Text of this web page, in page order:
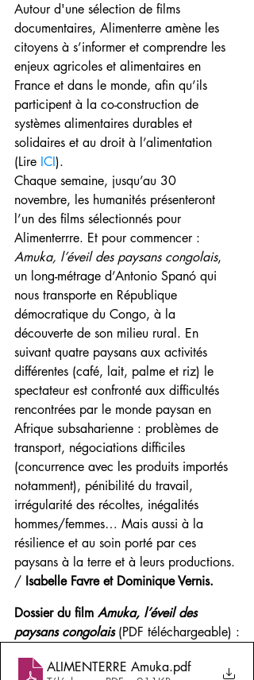
Autour d'une sélection de films
documentaires, Alimenterre amène les
citoyens à s’informer et comprendre les
enjeux agricoles et alimentaires en
France et dans le monde, afin qu’ils
participent à la co-construction de
systèmes alimentaires durables et
solidaires et au droit à l’alimentation
(Lire ICI).
Chaque semaine, jusqu’au 30
novembre, les humanités présenteront
l’un des films sélectionnés pour
Alimenterrre. Et pour commencer :
Amuka, l’éveil des paysans congolais,
un long-métrage d’Antonio Spanó qui
nous transporte en République
démocratique du Congo, à la
découverte de son milieu rural. En
suivant quatre paysans aux activités
différentes (café, lait, palme et riz) le
spectateur est confronté aux difficultés
rencontrées par le monde paysan en
Afrique subsaharienne : problèmes de
transport, négociations difficiles
(concurrence avec les produits importés
notamment), pénibilité du travail,
irrégularité des récoltes, inégalités
hommes/femmes… Mais aussi à la
résilience et au soin porté par ces
paysans à la terre et à leurs productions.
/ Isabelle Favre et Dominique Vernis.
Dossier du film Amuka, l’éveil des
paysans congolais (PDF téléchargeable) :
ALIMENTERRE Amuka.pdf